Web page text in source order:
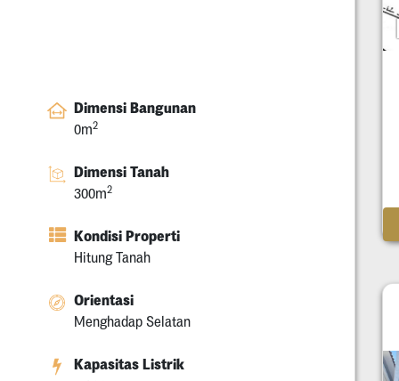
Dimensi Bangunan
0m2
Dimensi Tanah
300m2
Kondisi Properti
Hitung Tanah
Orientasi
Menghadap Selatan
Kapasitas Listrik